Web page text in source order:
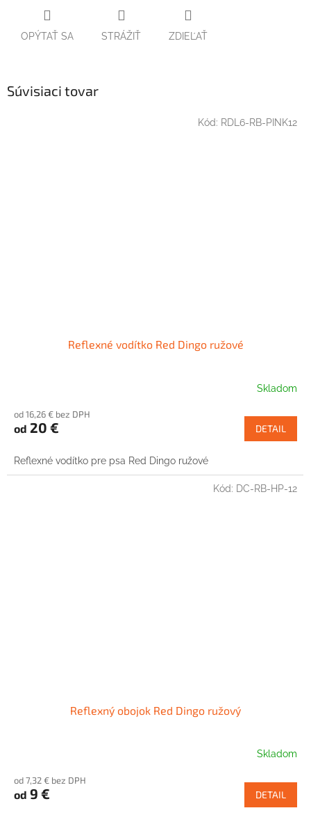
OPÝTAŤ SA STRÁŽIŤ ZDIEĽAŤ
Súvisiaci tovar
Reflexné vodítko Red Dingo ružové
Skladom
od 16,26 € bez DPH
od 20 € DETAIL
Reflexné vodítko pre psa Red Dingo ružové
Kód: RDL6-RB-PINK12
Reflexný obojok Red Dingo ružový
Skladom
od 7,32 € bez DPH
od 9 € DETAIL
Kód: DC-RB-HP-12